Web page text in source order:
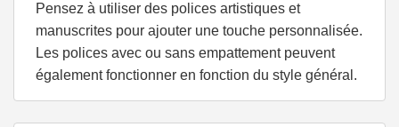
Pensez à utiliser des polices artistiques et
manuscrites pour ajouter une touche personnalisée.
Les polices avec ou sans empattement peuvent
également fonctionner en fonction du style général.